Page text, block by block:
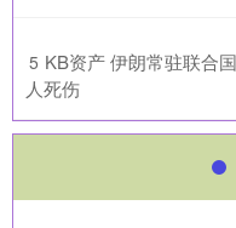
5 ​KB资产 伊朗常驻联合
人死伤